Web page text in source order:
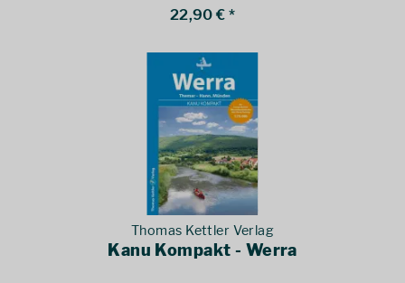
22,90 € *
Thomas Kettler Verlag
Kanu Kompakt - Werra